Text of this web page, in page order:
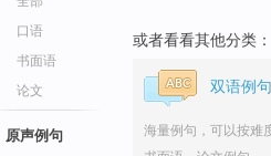
口语
书面语
论文
原声例句
或者看看其他分类：
双语例句
海量例句，可以按难